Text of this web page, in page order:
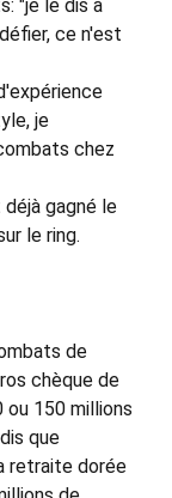
"je le dis à
ce n'est
je
chez
gagné le
le ring.
de
chèque de
ou 150 millions
que
retraite dorée